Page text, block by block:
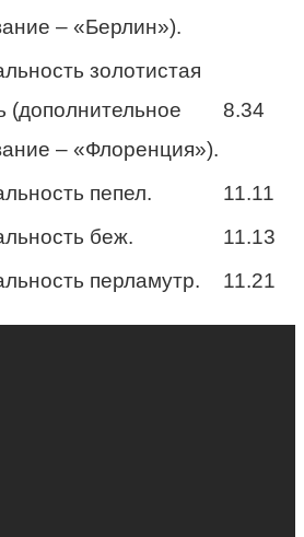
– «Берлин»).
золотистая
(дополнительное
– «Флоренция»).
8.34
пепел.
11.11
беж.
11.13
перламутр.
11.21